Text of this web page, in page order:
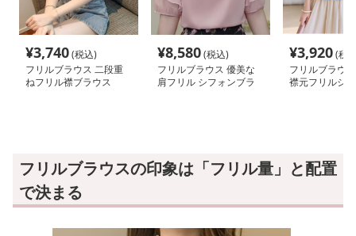
¥3,740(税込)
フリルブラウス 二段重
ねフリル襟ブラウス
¥8,580(税込)
フリルブラウス 優美な
肩フリル シフォンブラ
¥3,920(税
フリルブラウ
襟元フリルシ
フリルブラウスの印象は「フリル量」と配置
で決まる